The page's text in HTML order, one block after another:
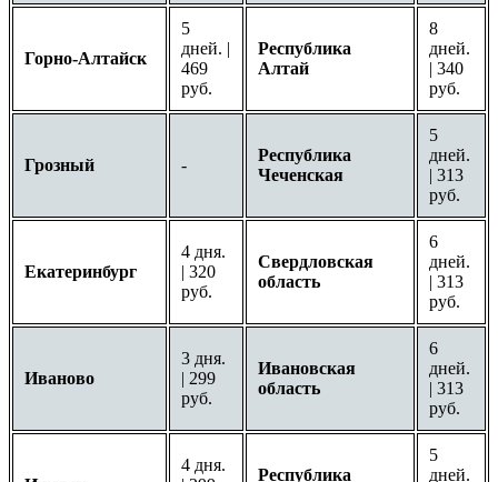
Горно-Алтайск
5
дней. |
469
руб.
Республика
Алтай
8
дней.
| 340
руб.
Грозный -
Республика
Чеченская
5
дней.
| 313
руб.
Екатеринбург
4 дня.
| 320
руб.
Свердловская
область
6
дней.
| 313
руб.
Иваново
3 дня.
| 299
руб.
Ивановская
область
6
дней.
| 313
руб.
4 дня.
Республика
5
дней.